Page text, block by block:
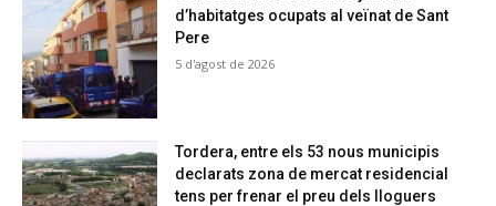
d’habitatges ocupats al veïnat de Sant
Pere
5 d'agost de 2026
Tordera, entre els 53 nous municipis
declarats zona de mercat residencial
tens per frenar el preu dels lloguers